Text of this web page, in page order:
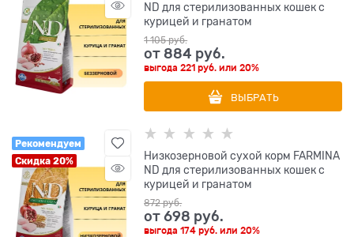
ND для стерилизованных кошек с
курицей и гранатом
1 105 руб.
от 884 руб.
выгода221 руб. или20%
ВЫБРАТЬ
Рекомендуем
Скидка 20%
Низкозерновой cухой корм FARMINA
ND для стерилизованных кошек с
курицей и гранатом
872 руб.
от698 руб.
выгода174 руб. или20%